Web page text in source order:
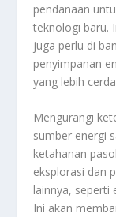
pendanaan
teknologi baru.
juga perlu di
penyimpanan
yang lebih
Mengurangi
sumber energi
ketahanan
eksplorasi dan
lainnya, seperti
Ini akan